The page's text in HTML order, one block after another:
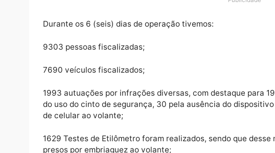
Operação Carnaval 2023 no Estado. As atividades
9303 pessoas fiscalizadas;
7690 veículos fiscalizados;